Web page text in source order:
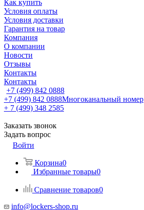
Как купить
Условия оплаты
Условия доставки
Гарантия на товар
Компания
О компании
Новости
Отзывы
Контакты
Контакты
+7 (499) 842 0888
+7 (499) 842 0888Многоканальный номер
+ 7 (499) 348 2585
Заказать звонок
Задать вопрос
Войти
Корзина0
Избранные товары0
Сравнение товаров0
info@lockers-shop.ru